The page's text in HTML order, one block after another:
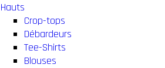
Hauts
Crop-tops
Débardeurs
Tee-Shirts
Blouses